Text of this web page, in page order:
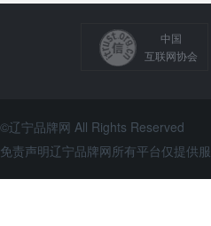
中国
互联网协会
©辽宁品牌网 All Rights Reserved
免责声明辽宁品牌网所有平台仅提供